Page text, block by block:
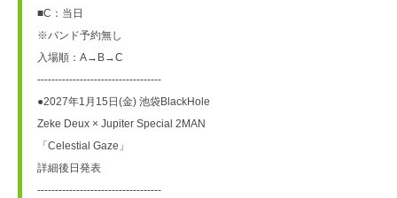
■C：当日
※バンド予約無し
入場順：A→B→C
-----------------------------------
●2027年1月15日(金) 池袋BlackHole
Zeke Deux × Jupiter Special 2MAN
「Celestial Gaze」
詳細後日発表
-----------------------------------